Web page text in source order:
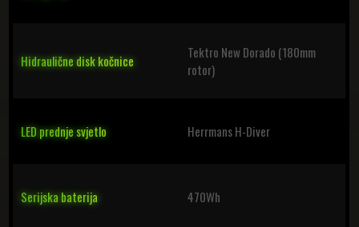
Hidraulične disk kočnice
Tektro New Dorado (180mm
rotor)
LED prednje svjetlo Herrmans H-Diver
Serijska baterija 470Wh